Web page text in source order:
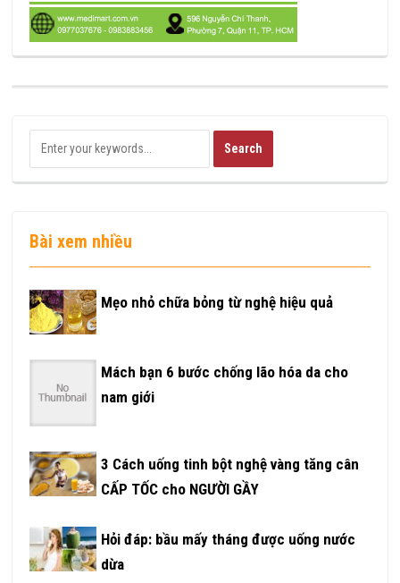
Bài xem nhiều
Mẹo nhỏ chữa bỏng từ nghệ hiệu quả
Mách bạn 6 bước chống lão hóa da cho
nam giới
3 Cách uống tinh bột nghệ vàng tăng cân
CẤP TỐC cho NGƯỜI GẦY
Hỏi đáp: bầu mấy tháng được uống nước
dừa